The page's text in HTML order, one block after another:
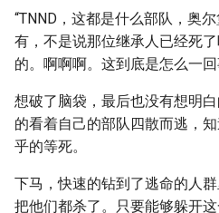
“TNND，这都是什么部队，奥
有，不是说那位继承人已经死
的。啊啊啊。这到底是怎么一
想破了脑袋，最后也没有想明
的看着自己的部队四散而逃，
乎的等死。
下马，快速的钻到了逃命的人
把他们都杀了。只要能够躲开